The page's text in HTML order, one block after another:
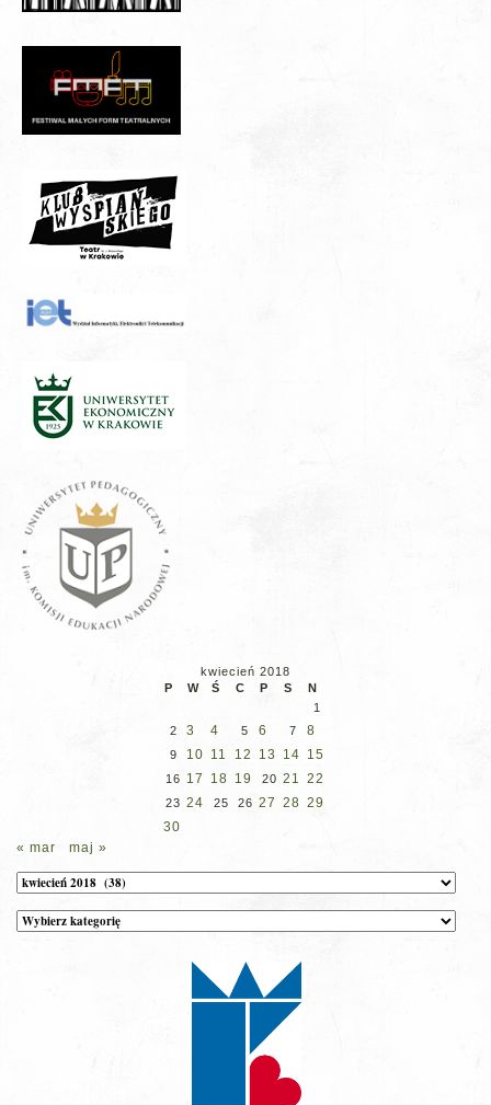
kwiecień 2018
P
W Ś C P S
N
1
2
3 4 5 6 7 8
9 10 11 12 13 14 15
16 17 18 19 20 21 22
23 24 25 26 27 28 29
30
« mar
maj »
Archiwum
Kategorie
wpisów